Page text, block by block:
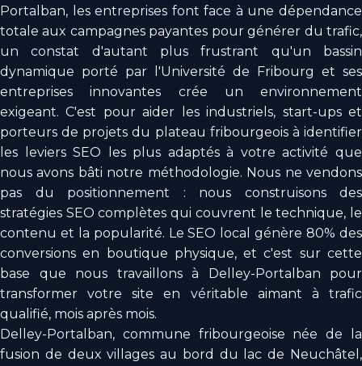
Portalban, les entreprises font face à une dépendance
totale aux campagnes payantes pour générer du trafic,
un constat d'autant plus frustrant qu'un bassin
dynamique porté par l'Université de Fribourg et ses
entreprises innovantes crée un environnement
exigeant. C'est pour aider les industriels, start-ups et
porteurs de projets du plateau fribourgeois à identifier
les leviers SEO les plus adaptés à votre activité que
nous avons bâti notre méthodologie. Nous ne vendons
pas du positionnement : nous construisons des
stratégies SEO complètes qui couvrent le technique, le
contenu et la popularité. Le SEO local génère 80% des
conversions en boutique physique, et c'est sur cette
base que nous travaillons à Delley-Portalban pour
transformer votre site en véritable aimant à trafic
qualifié, mois après mois.
Delley-Portalban, commune fribourgeoise née de la
fusion de deux villages au bord du lac de Neuchâtel,